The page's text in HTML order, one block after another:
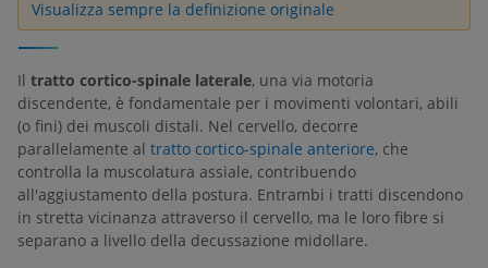
Visualizza sempre la definizione originale
Il tratto cortico-spinale laterale, una via motoria
discendente, è fondamentale per i movimenti volontari, abili
(o fini) dei muscoli distali. Nel cervello, decorre
parallelamente al tratto cortico-spinale anteriore, che
controlla la muscolatura assiale, contribuendo
all'aggiustamento della postura. Entrambi i tratti discendono
in stretta vicinanza attraverso il cervello, ma le loro fibre si
separano a livello della decussazione midollare.